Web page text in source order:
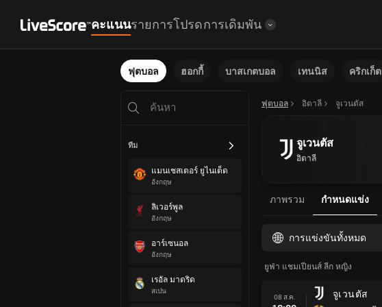
คะแนนรายการโปรดการเดิมพัน
ฟุตบอล ฮอกกี้ บาสเกตบอล เทนนิส คริกเก็ต
ทีม
แมนเชสเตอร์ ยูไนเต็ด
อังกฤษ
ลิเวอร์พูล
อังกฤษ
อาร์เซนอล
อังกฤษ
เรอัล มาดริด
สเปน
ฟุตบอล อิตาลี จูเวนตัส
จูเวนตัส
อิตาลี
ภาพรวม กำหนดแข่ง
การแข่งขันทั้งหมด
ยูฟ่า แชมเปียนส์ ลีก หญิง
08 ส.ค.
จูเวนตัส